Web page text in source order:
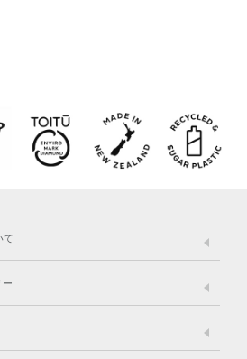
て
ドストーリー
こだわり
動物実験をしない